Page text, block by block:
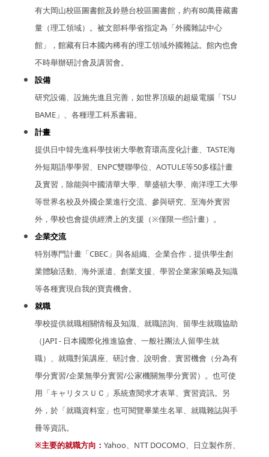
有大岡山校區圖書館及鈴懸台校區圖書館，約有80萬冊藏書
量（理工領域）。被文部科學省指定為「外國雜誌中心
館」，館藏有日本國內稀有的理工領域外國雜誌。館內也會
不時舉辦研討會及講習會。
設備
研究設備、設施先進且完善，如世界頂級的超級電腦「TSU
BAME」、各種理工科系書籍。
計畫
提供日中韓先進科學技術大學教育環高度化計畫、TASTE海
外短期語學學習、ENPC雙聯學位、AOTULE等50多樣計畫
及實習，除能與中國清華大學、華盛頓大學、南洋理工大學
等世界名校及外國企業進行交流、參與研究、至海外實習
外，學校也會提供經濟上的支援（※僅限一些計畫）。
企業交流
特別專門計畫「CBEC」與各組織、企業合作，提供學生創
業體驗活動、海外派遣、創業支援、學習企業家策略及知識
等各種實現自我的寶貴機會。
就職
學校提供就職相關情報及知識、就職諮詢、留學生就職協助
（JAPI - 日本國際化推進協會、一般社團法人留學生就
職）、就職對策講座、研討會、說明會、實習機會（分為有
學分實習/企業無學分實習/公家機關無學分實習）。也可使
用「キャリタスＵＣ」系統查閱求才表單、實習資訊。另
外，於「就職資料室」也可閱覽畢業生名單、就職雜誌與手
冊等資訊。
※主要的就職方向：Yahoo、NTT DOCOMO、日立製作所、